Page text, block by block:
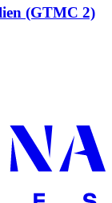
(GTMC 2)